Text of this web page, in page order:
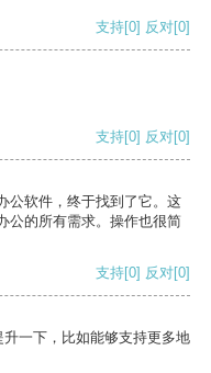
支持[0] 反对[0]
支持[0] 反对[0]
公软件，终于找到了它。这
公的所有需求。操作也很简
支持[0] 反对[0]
一下，比如能够支持更多地